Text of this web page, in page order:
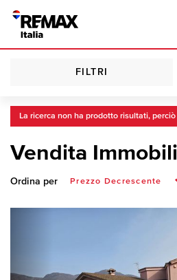
FILTRI
La ricerca non ha prodotto risultati,
Vendita
Ordina per